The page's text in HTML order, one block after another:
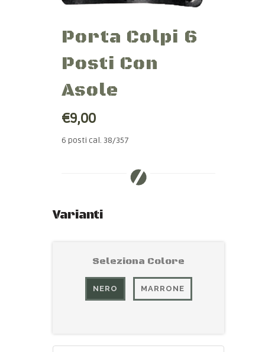
Porta Colpi 6
Posti Con
Asole
€9,00
6 posti cal. 38/357
Varianti
Seleziona Colore
NERO MARRONE